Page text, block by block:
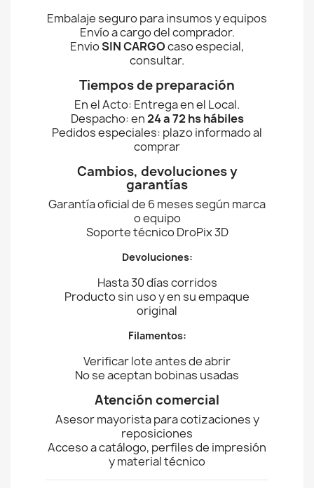
Embalaje seguro para insumos y equipos
Envío a cargo del comprador.
EnvioSIN CARGOcaso especial,
consultar.
Tiempos de preparación
En el Acto: Entrega en el Local.
Despacho: en24 a 72 hs hábiles
Pedidos especiales: plazo informado al
comprar
Cambios, devoluciones y
garantías
Garantía oficial de 6 meses según marca
o equipo
Soporte técnico DroPix 3D
Devoluciones:
Hasta 30 días corridos
Producto sin uso y en su empaque
original
Filamentos:
Verificar lote antes de abrir
No se aceptan bobinas usadas
Atención comercial
Asesor mayorista para cotizaciones y
reposiciones
Acceso a catálogo, perfiles de impresión
y material técnico